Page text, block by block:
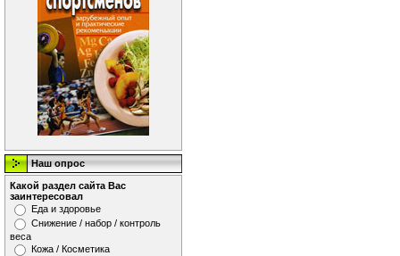
Наш опрос
Какой раздел сайта Вас
заинтересовал
Еда и здоровье
Снижение / набор / контроль
веса
Кожа / Косметика